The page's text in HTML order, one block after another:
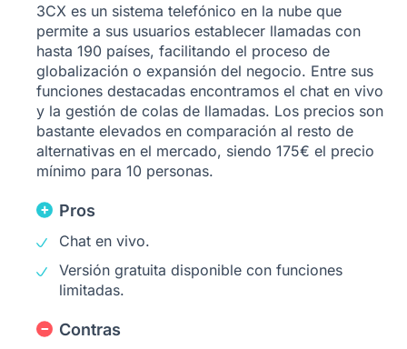
3CX es un sistema telefónico en la nube que
permite a sus usuarios establecer llamadas con
hasta 190 países, facilitando el proceso de
globalización o expansión del negocio. Entre sus
funciones destacadas encontramos el chat en vivo
y la gestión de colas de llamadas. Los precios son
bastante elevados en comparación al resto de
alternativas en el mercado, siendo 175€ el precio
mínimo para 10 personas.
Pros
Chat en vivo.
Versión gratuita disponible con funciones
limitadas.
Contras